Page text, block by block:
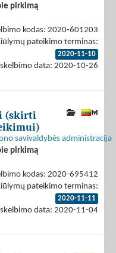
pirkimą
kodas: 2020-601203
pateikimo terminas:
2020-11-10
data: 2020-10-26
(skirti
savivaldybės administracija
pirkimą
kodas: 2020-695412
pateikimo terminas:
2020-11-11
data: 2020-11-04